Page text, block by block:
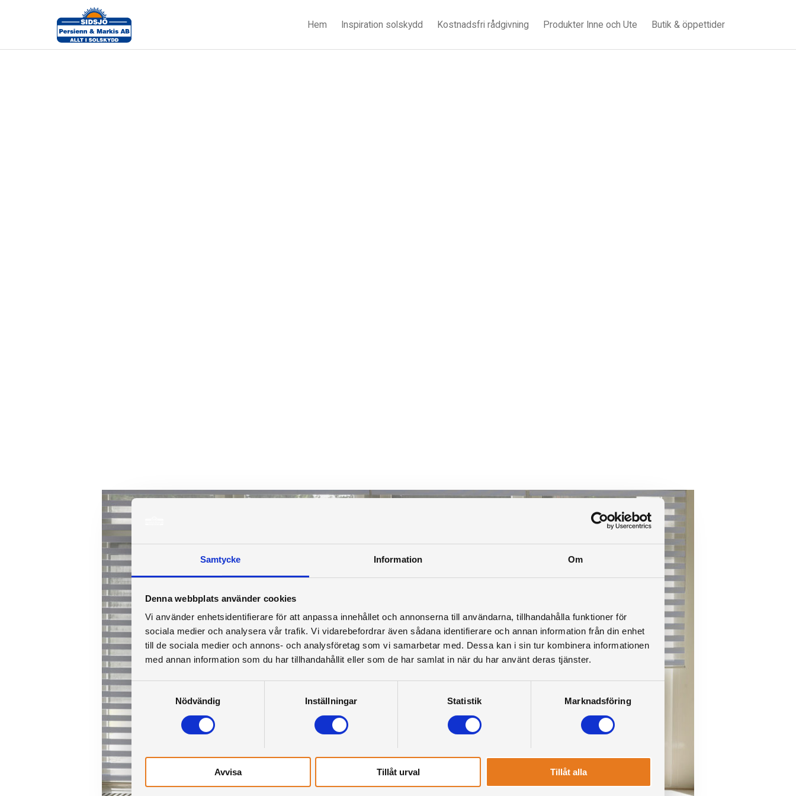
Samtycke Information Om
Denna webbplats använder cookies
Vi använder enhetsidentifierare för att anpassa innehållet och annonserna till användarna, tillhandahålla funktioner för
sociala medier och analysera vår trafik. Vi vidarebefordrar även sådana identifierare och annan information från din enhet
till de sociala medier och annons- och analysföretag som vi samarbetar med. Dessa kan i sin tur kombinera informationen
med annan information som du har tillhandahållit eller som de har samlat in när du har använt deras tjänster.
Samtyckesval
Nödvändig
Inställningar Statistik Marknadsföring
Avvisa Tillåt urval Tillåt alla
Hem Inspiration solskydd Kostnadsfri rådgivning Produkter Inne och Ute Butik & öppettider